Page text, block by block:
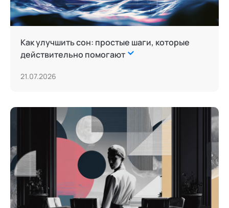
Как улучшить сон: простые шаги, которые
действительно помогают
21.07.2026